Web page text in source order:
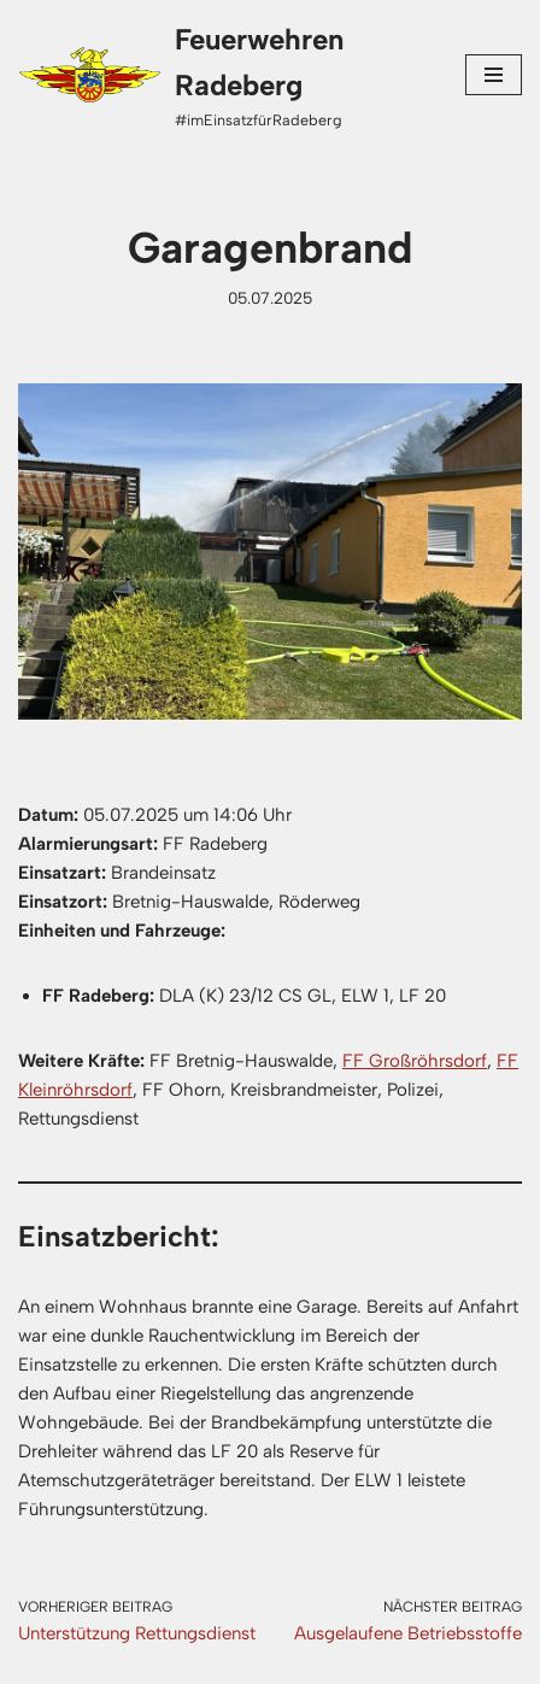
Zum
Inhalt
Feuerwehren
Radeberg
#imEinsatzfürRadeberg
Garagenbrand
05.07.2025
Datum: 05.07.2025 um 14:06 Uhr
Alarmierungsart: FF Radeberg
Einsatzart: Brandeinsatz
Einsatzort: Bretnig-Hauswalde, Röderweg
Einheiten und Fahrzeuge:
FF Radeberg: DLA (K) 23/12 CS GL, ELW 1, LF 20
Weitere Kräfte: FF Bretnig-Hauswalde, FF Großröhrsdorf, FF
Kleinröhrsdorf, FF Ohorn, Kreisbrandmeister, Polizei,
Rettungsdienst
Einsatzbericht:
An einem Wohnhaus brannte eine Garage. Bereits auf Anfahrt
war eine dunkle Rauchentwicklung im Bereich der
Einsatzstelle zu erkennen. Die ersten Kräfte schützten durch
den Aufbau einer Riegelstellung das angrenzende
Wohngebäude. Bei der Brandbekämpfung unterstützte die
Drehleiter während das LF 20 als Reserve für
Atemschutzgeräteträger bereitstand. Der ELW 1 leistete
Führungsunterstützung.
VORHERIGER BEITRAG
Unterstützung Rettungsdienst
NÄCHSTER BEITRAG
Ausgelaufene Betriebsstoffe